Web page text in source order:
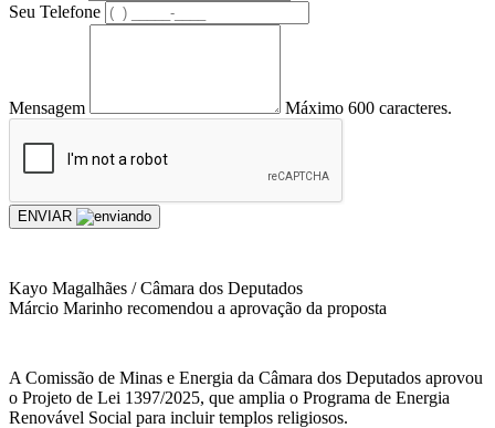
Seu Telefone
Mensagem Máximo 600 caracteres.
ENVIAR
Kayo Magalhães / Câmara dos Deputados
Márcio Marinho recomendou a aprovação da proposta
A Comissão de Minas e Energia da Câmara dos Deputados aprovou
o Projeto de Lei 1397/2025, que amplia o Programa de Energia
Renovável Social para incluir templos religiosos.